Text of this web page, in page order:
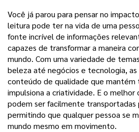
Você já parou para pensar no
leitura pode ter na vida de uma
fonte incrível de informações
capazes de transformar a maneira
mundo. Com uma variedade de
beleza até negócios e tecnologia,
conteúdo de qualidade que mantém
impulsiona a criatividade. E o
podem ser facilmente transportadas
permitindo que qualquer pessoa se
mundo mesmo em movimento.